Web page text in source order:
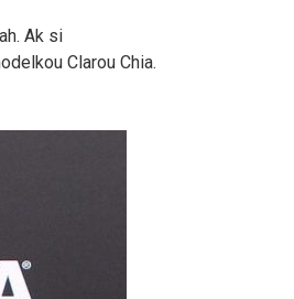
Ak si
Clarou Chia.